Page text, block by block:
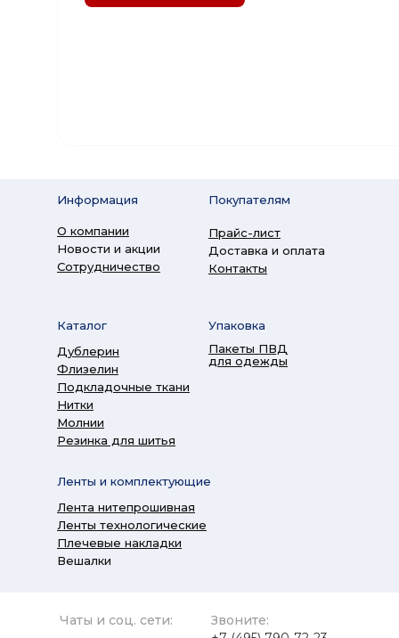
Информация
О компании
Новости и акции
Сотрудничество
Чаты и соц. сети:
Звоните:
Покупателям
Прайс-лист
Доставка и оплата
Контакты
Каталог
Дублерин
Флизелин
Подкладочные ткани
Нитки
Молнии
Резинка для шитья
Ленты и комплектующие
Лента нитепрошивная
Ленты технологические
Плечевые накладки
Вешалки
Упаковка
Пакеты ПВД
для одежды